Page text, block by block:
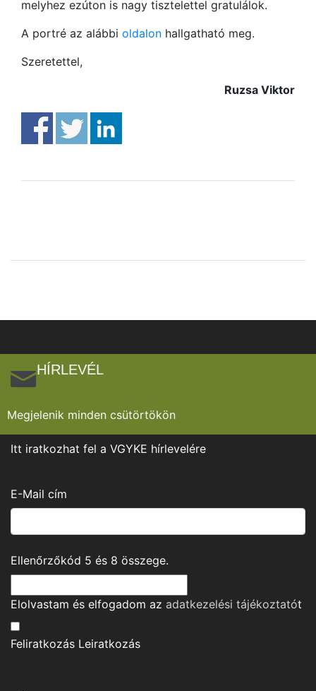
melyhez ezúton is nagy tisztelettel gratulálok.
A portré az alábbi oldalon hallgatható meg.
Szeretettel,
Ruzsa Viktor
HÍRLEVÉL
Megjelenik minden csütörtökön
Itt iratkozhat fel a VGYKE hírlevelére
E-Mail cím
Ellenőrzőkód 5 és 8 összege.
Elolvastam és elfogadom az adatkezelési tájékoztatót
Feliratkozás Leiratkozás